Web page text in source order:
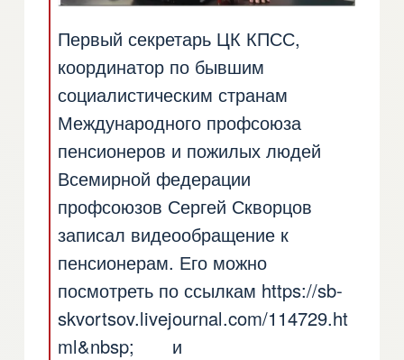
Первый секретарь ЦК КПСС,
координатор по бывшим
социалистическим странам
Международного профсоюза
пенсионеров и пожилых людей
Всемирной федерации
профсоюзов Сергей Скворцов
записал видеообращение к
пенсионерам. Его можно
посмотреть по ссылкам https://sb-
skvortsov.livejournal.com/114729.ht
ml&nbsp; и